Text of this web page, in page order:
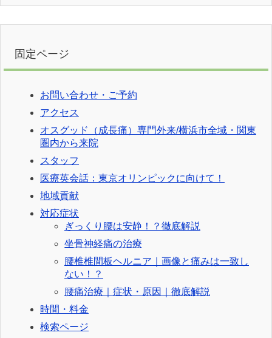
固定ページ
お問い合わせ・ご予約
アクセス
オスグッド（成長痛）専門外来/横浜市全域・関東
圏内から来院
スタッフ
医療英会話：東京オリンピックに向けて！
地域貢献
対応症状
ぎっくり腰は安静！？徹底解説
坐骨神経痛の治療
腰椎椎間板ヘルニア｜画像と痛みは一致し
ない！？
腰痛治療｜症状・原因｜徹底解説
時間・料金
検索ページ